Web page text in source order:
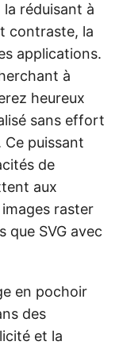
réduisant à
contraste, la
applications.
à
heureux
sans effort
Ce puissant
de
aux
raster
SVG avec
en pochoir
des
et la